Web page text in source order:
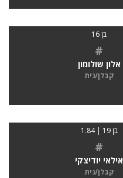
בן 16
#
אלון שולומון
קבלן/נית
בן 19 | 1.84
#
אילאי יודיצקי
קבלן/נית